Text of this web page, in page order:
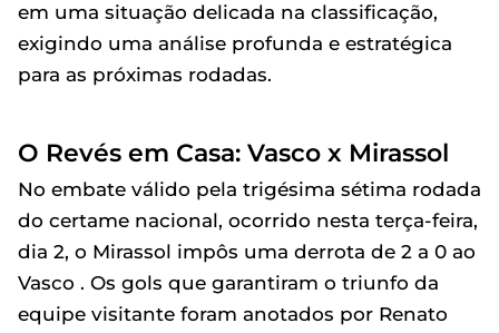
em uma situação delicada na classificação,
exigindo uma análise profunda e estratégica
para as próximas rodadas.
O Revés em Casa: Vasco x Mirassol
No embate válido pela trigésima sétima rodada
do certame nacional, ocorrido nesta terça-feira,
dia 2, o Mirassol impôs uma derrota de 2 a 0 ao
Vasco . Os gols que garantiram o triunfo da
equipe visitante foram anotados por Renato